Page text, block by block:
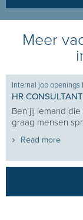
Meer
Internal job openings I
HR
Ben jij iemand
graag mensen
Read more